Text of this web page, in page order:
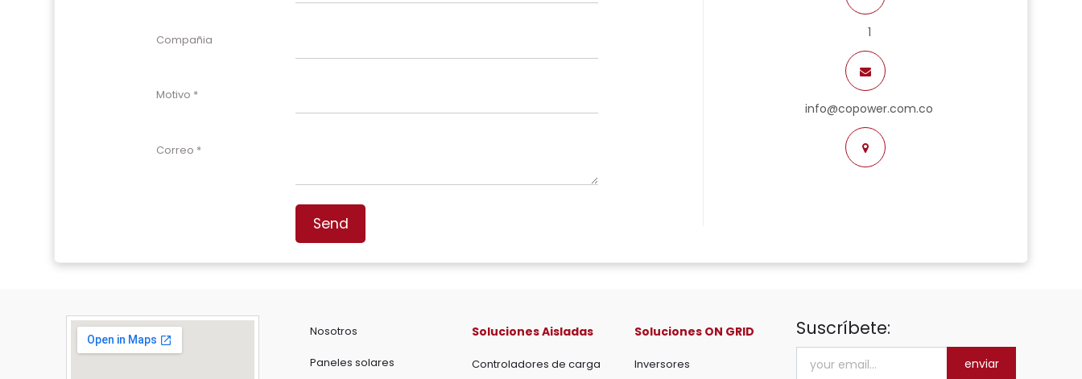
Compañia
Motivo
Correo
Send
1
info@copower.com.co
Nosotros
Paneles solares
Soluciones Aisladas
Controladores de carga
Soluciones ON GRID
Inversores
Suscríbete:
enviar